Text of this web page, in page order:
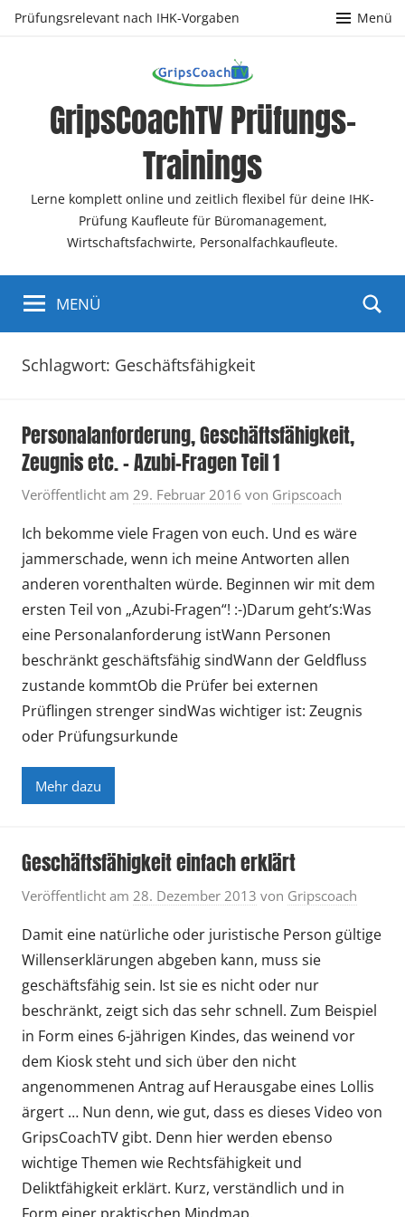
ZumPrüfungsrelevant nach IHK-Vorgaben Menü
GripsCoachTV Prüfungs-
Trainings
Lerne komplett online und zeitlich flexibel für deine IHK-
Prüfung Kaufleute für Büromanagement,
Wirtschaftsfachwirte, Personalfachkaufleute.
MENÜ
Schlagwort: Geschäftsfähigkeit
Personalanforderung, Geschäftsfähigkeit,
Zeugnis etc. – Azubi-Fragen Teil 1
Veröffentlicht am 29. Februar 2016 von Gripscoach
Ich bekomme viele Fragen von euch. Und es wäre
jammerschade, wenn ich meine Antworten allen
anderen vorenthalten würde. Beginnen wir mit dem
ersten Teil von „Azubi-Fragen“! :-)Darum geht’s:Was
eine Personalanforderung istWann Personen
beschränkt geschäftsfähig sindWann der Geldfluss
zustande kommtOb die Prüfer bei externen
Prüflingen strenger sindWas wichtiger ist: Zeugnis
oder Prüfungsurkunde
Mehr dazu
Geschäftsfähigkeit einfach erklärt
Veröffentlicht am 28. Dezember 2013 von Gripscoach
Damit eine natürliche oder juristische Person gültige
Willenserklärungen abgeben kann, muss sie
geschäftsfähig sein. Ist sie es nicht oder nur
beschränkt, zeigt sich das sehr schnell. Zum Beispiel
in Form eines 6-jährigen Kindes, das weinend vor
dem Kiosk steht und sich über den nicht
angenommenen Antrag auf Herausgabe eines Lollis
ärgert … Nun denn, wie gut, dass es dieses Video von
GripsCoachTV gibt. Denn hier werden ebenso
wichtige Themen wie Rechtsfähigkeit und
Deliktfähigkeit erklärt. Kurz, verständlich und in